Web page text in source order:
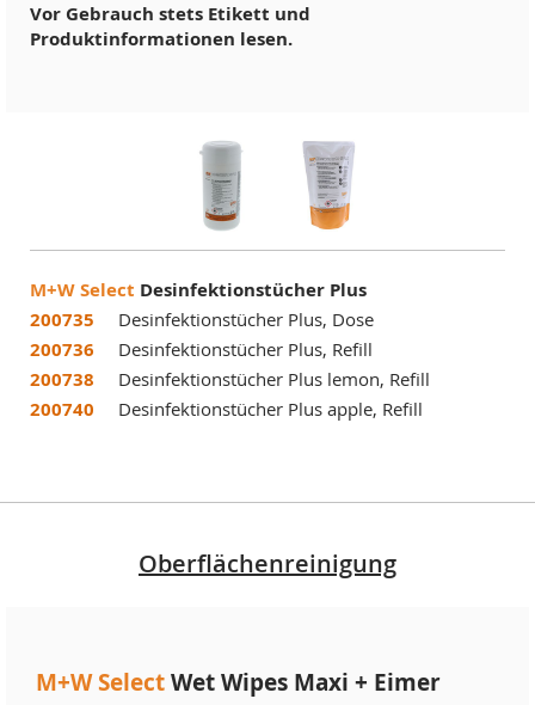
Vor Gebrauch stets Etikett und
Produktinformationen lesen.
M+W Select Desinfektionstücher Plus
200735 Desinfektionstücher Plus, Dose
200736 Desinfektionstücher Plus, Refill
200738 Desinfektionstücher Plus lemon, Refill
200740 Desinfektionstücher Plus apple, Refill
Oberflächenreinigung
M+W SelectWet Wipes Maxi + Eimer